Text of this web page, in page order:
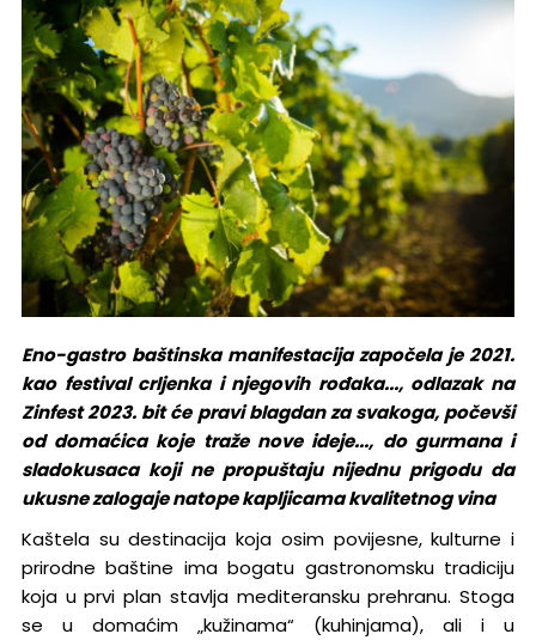
Eno-gastro baštinska manifestacija započela je 2021.
kao festival crljenka i njegovih rođaka..., odlazak na
Zinfest 2023. bit će pravi blagdan za svakoga, počevši
od domaćica koje traže nove ideje..., do gurmana i
sladokusaca koji ne propuštaju nijednu prigodu da
ukusne zalogaje natope kapljicama kvalitetnog vina
Kaštela su destinacija koja osim povijesne, kulturne i
prirodne baštine ima bogatu gastronomsku tradiciju
koja u prvi plan stavlja mediteransku prehranu. Stoga
se u domaćim „kužinama“ (kuhinjama), ali i u